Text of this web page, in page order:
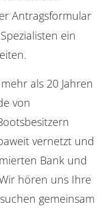
Antragsformular
ein
als 20 Jahren
von
vernetzt und
Bank und
hören uns Ihre
gemeinsam